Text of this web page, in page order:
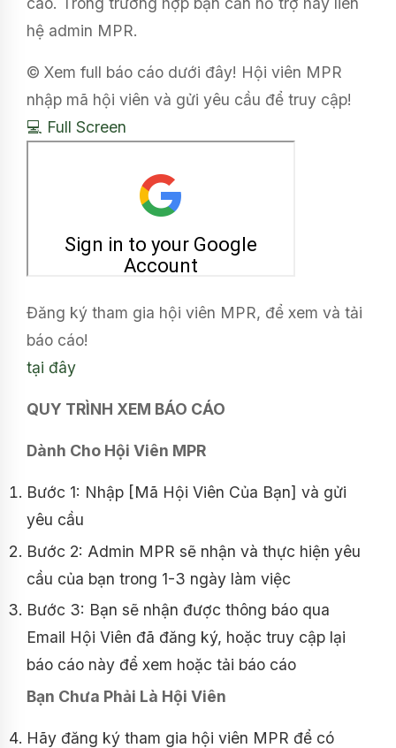
hệ admin MPR.
© Xem full báo cáo dưới đây! Hội viên MPR
nhập mã hội viên và gửi yêu cầu để truy cập!
💻 Full Screen
Đăng ký tham gia hội viên MPR, để xem và tải
báo cáo!
tại đây
QUY TRÌNH XEM BÁO CÁO
Dành Cho Hội Viên MPR
Bước 1: Nhập [Mã Hội Viên Của Bạn] và gửi
yêu cầu
Bước 2: Admin MPR sẽ nhận và thực hiện yêu
cầu của bạn trong 1-3 ngày làm việc
Bước 3: Bạn sẽ nhận được thông báo qua
Email Hội Viên đã đăng ký, hoặc truy cập lại
báo cáo này để xem hoặc tải báo cáo
Bạn Chưa Phải Là Hội Viên
Hãy đăng ký tham gia hội viên MPR để có